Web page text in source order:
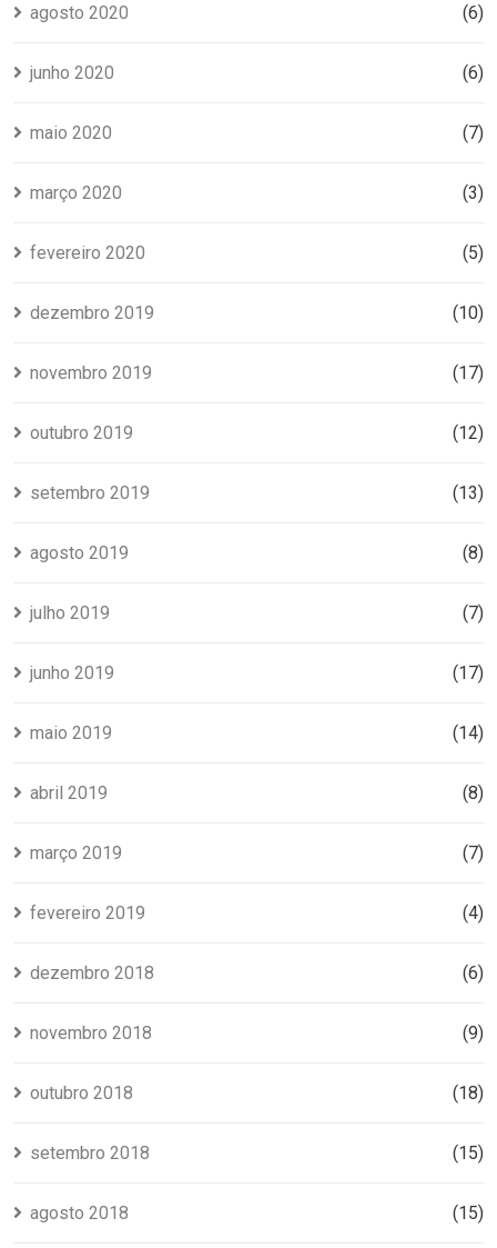
agosto 2020 (6)
junho 2020 (6)
maio 2020 (7)
março 2020 (3)
fevereiro 2020 (5)
dezembro 2019 (10)
novembro 2019 (17)
outubro 2019 (12)
setembro 2019 (13)
agosto 2019 (8)
julho 2019 (7)
junho 2019 (17)
maio 2019 (14)
abril 2019 (8)
março 2019 (7)
fevereiro 2019 (4)
dezembro 2018 (6)
novembro 2018 (9)
outubro 2018 (18)
setembro 2018 (15)
agosto 2018 (15)